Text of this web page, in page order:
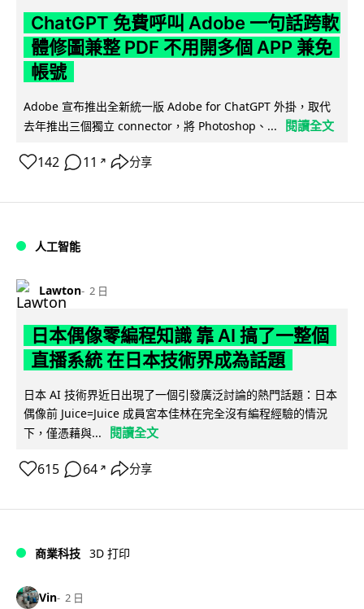
ChatGPT 免費呼叫 Adobe 一句話跨軟
體修圖兼整 PDF 不用開多個 APP 兼免
帳號
Adobe 宣布推出全新統一版 Adobe for ChatGPT 外掛，取代
去年推出三個獨立 connector，將 Photoshop、...
閱讀全文
142 11 ↗ 分享
人工智能
Lawton 2 日
日本偶像零編程知識 靠 AI 搞了一整個
直播系統 在日本技術界成為話題
日本 AI 技術界近日出現了一個引發廣泛討論的熱門話題：日本
偶像前 Juice=Juice 成員宮本佳林在完全沒有編程經驗的情況
下，僅憑藉與...
閱讀全文
615 64 ↗ 分享
商業科技 3D 打印
Vin 2 日